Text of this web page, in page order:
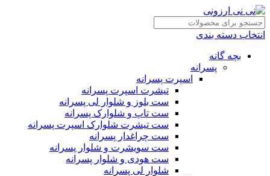
انتخاب دسته بندی
بچه گانه
پسرانه
اسپرت پسرانه
تیشرت اسپرت پسرانه
ست بلوز و شلوار لی پسرانه
ست تاپ و شلوارک پسرانه
ست تیشرت شلوارک اسپرت پسرانه
ست چراغدار پسرانه
ست سویشرت و شلوار پسرانه
ست هودی و شلوار پسرانه
شلوار لی پسرانه